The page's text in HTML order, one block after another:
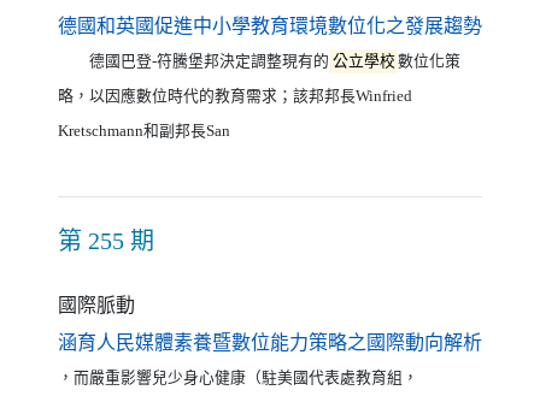
德國和英國促進中小學教育環境數位化之發展趨勢（另
德國巴登-符騰堡邦決定調整現有的 公立學校數位化策
略，以因應數位時代的教育需求；該邦邦長Winfried
Kretschmann和副邦長San
第 255 期
國際脈動
涵育人民媒體素養暨數位能力策略之國際動向解析（另
，而嚴重影響兒少身心健康（駐美國代表處教育組，